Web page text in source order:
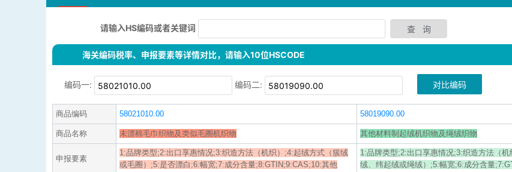
请输入HS编码或者关键词
海关编码税率、申报要素等详情对比，请输入10位HSCODE
编码一: 编码二: 对比编码
商品编码 58021010.00 58019090.00
商品名称 未漂棉毛巾织物及类似毛圈机织物 其他材料制起绒机织物及绳绒织物
申报要素
1:品牌类型;2:出口享惠情况;3:织造方法（机织）;4:起绒方式（簇绒
或毛圈）;5:是否漂白;6:幅宽;7:成分含量;8:GTIN;9:CAS;10:其他
1:品牌类型;2:出口享惠情况;3:织造方法（
绒、纬起绒或绳绒）;5:幅宽;6:成分含量